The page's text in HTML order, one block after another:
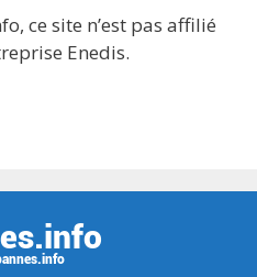
ce site n’est pas affilié
Enedis.